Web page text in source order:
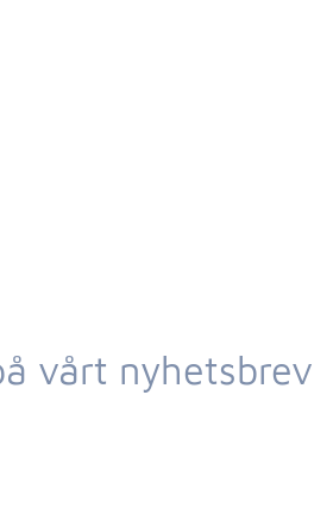
vårt nyhetsbrev